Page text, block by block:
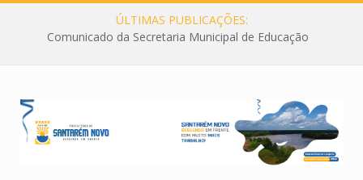
ÚLTIMAS PUBLICAÇÕES:
Comunicado da Secretaria Municipal de Educação